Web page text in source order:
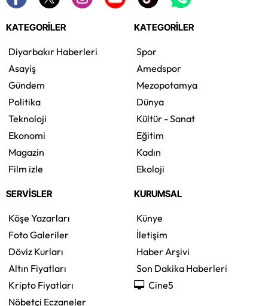
KATEGORİLER
Diyarbakır Haberleri
Asayiş
Gündem
Politika
Teknoloji
Ekonomi
Magazin
Film izle
KATEGORİLER
Spor
Amedspor
Mezopotamya
Dünya
Kültür - Sanat
Eğitim
Kadın
Ekoloji
SERVİSLER
Köşe Yazarları
Foto Galeriler
Döviz Kurları
Altın Fiyatları
Kripto Fiyatları
Nöbetçi Eczaneler
KURUMSAL
Künye
İletişim
Haber Arşivi
Son Dakika Haberleri
Cine5